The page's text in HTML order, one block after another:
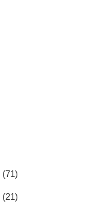
(71)
(21)